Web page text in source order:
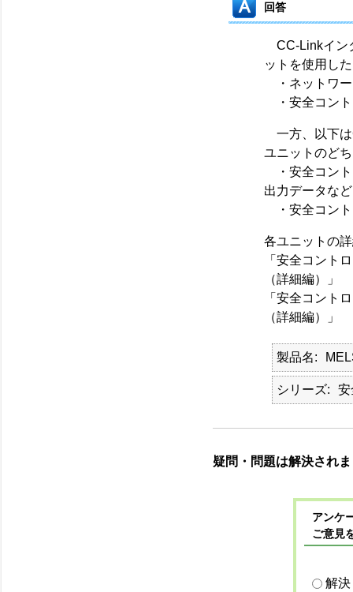
回答
CC-Linkイン
ットを使用し
・ネットワー
・安全コント
一方、以下は
ユニットのど
・安全コント
出力データな
・安全コント
各ユニットの
「安全コント
（詳細編）」
「安全コント
（詳細編）」
製品名
シリーズ 安
疑問・問題は解決され
アンケ
ご意見
解